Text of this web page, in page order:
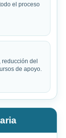
el proceso
del
de apoyo.